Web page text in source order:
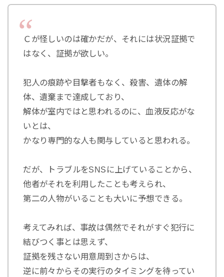
Ｃが怪しいのは確かだが、それには状況証拠で
はなく、証拠が欲しい。
犯人の痕跡や目撃者もなく、殺害、遺体の解
体、遺棄まで達成しており、
解体が室内ではと思われるのに、血液反応がな
いとは、
かなり専門的な人も関与していると思われる。
だが、トラブルをSNSに上げていることから、
他者がそれを利用したことも考えられ、
第二の人物がいることも大いに予想できる。
考えてみれば、事故は偶然でそれがすぐ犯行に
結びつく事とは思えず、
証拠を残さない用意周到さからは、
逆に前々からその実行のタイミングを待ってい